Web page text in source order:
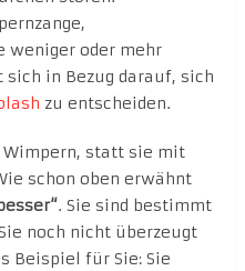
weniger oder mehr
sich in Bezug darauf, sich
zu entscheiden.
statt sie mit
schon oben erwähnt
. Sie sind bestimmt
noch nicht überzeugt
Beispiel für Sie: Sie